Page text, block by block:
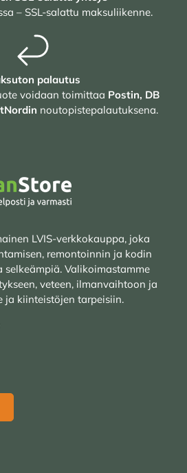
– SSL-salattu maksuliikenne.
palautus
voidaan toimittaa Postin, DB
noutopistepalautuksena.
LVIS-verkkokauppa, joka
remontoinnin ja kodin
Valikoimastamme
veteen, ilmanvaihtoon ja
ja kiinteistöjen tarpeisiin.